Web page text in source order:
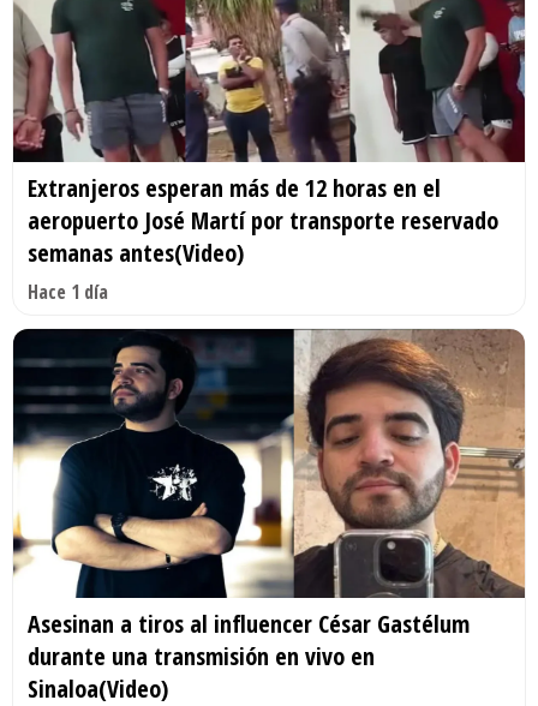
Extranjeros esperan más de 12 horas en el
aeropuerto José Martí por transporte reservado
semanas antes(Video)
Hace 1 día
Asesinan a tiros al influencer César Gastélum
durante una transmisión en vivo en
Sinaloa(Video)